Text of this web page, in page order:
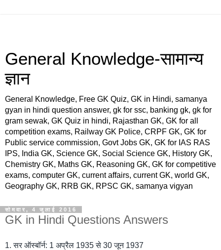
General Knowledge-सामान्य
ज्ञान
General Knowledge, Free GK Quiz, GK in Hindi, samanya
gyan in hindi question answer, gk for ssc, banking gk, gk for
gram sewak, GK Quiz in hindi, Rajasthan GK, GK for all
competition exams, Railway GK Police, CRPF GK, GK for
Public service commission, Govt Jobs GK, GK for IAS RAS
IPS, India GK, Science GK, Social Science GK, History GK,
Chemistry GK, Maths GK, Reasoning GK, GK for competitive
exams, computer GK, current affairs, current GK, world GK,
Geography GK, RRB GK, RPSC GK, samanya vigyan
सोमवार, 4 जुलाई 2016
GK in Hindi Questions Answers
1. सर ऑस्बॉर्न: 1 अप्रैल 1935 से 30 जून 1937